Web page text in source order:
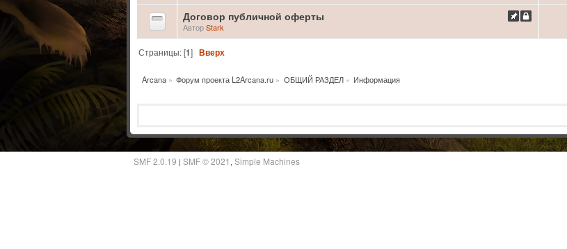
Договор публичной оферты
АвторStark
Страницы: [1]Вверх
Arcana» Форум проекта L2Arcana.ru » ОБЩИЙ РАЗДЕЛ» Информация
SMF 2.0.19 | SMF © 2021 Simple Machines